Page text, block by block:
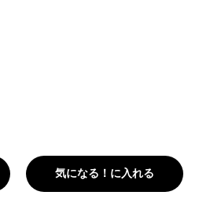
気になる！に入れる